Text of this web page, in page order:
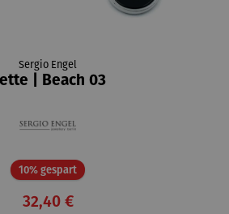
Sergio Engel
| Beach 03
10% gespartRabatt
32,40 €